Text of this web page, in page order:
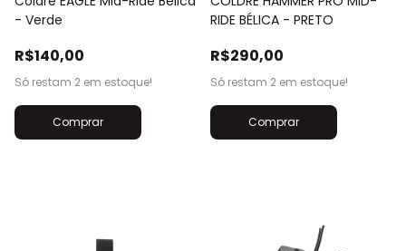
- Verde
R$140,00
Só restam 2 em estoque!
Comprar
RIDE BÉLICA - PRETO
R$290,00
Só restam 2 em estoque!
Comprar